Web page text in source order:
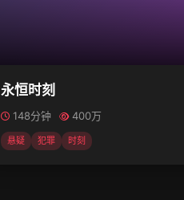
永恒时刻
148分钟 400万
悬疑 犯罪 时刻